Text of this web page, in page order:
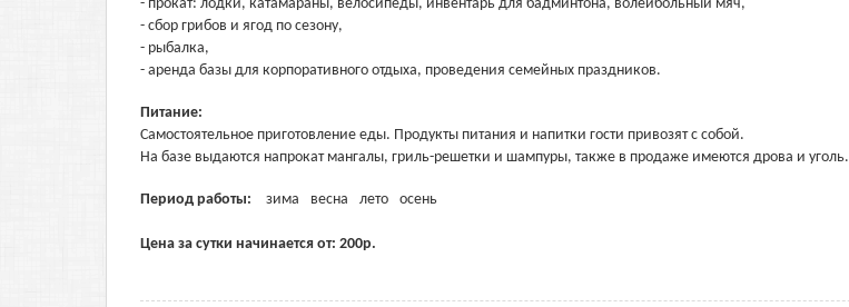
- прокат: лодки, катамараны, велосипеды, инвентарь для бадминтона, волейбольный мяч,
- сбор грибов и ягод по сезону,
- рыбалка,
- аренда базы для корпоративного отдыха, проведения семейных праздников.
Питание:
Самостоятельное приготовление еды. Продукты питания и напитки гости привозят с собой.
На базе выдаются напрокат мангалы, гриль-решетки и шампуры, также в продаже имеются дрова и уголь.
Период работы: зима весна лето осень
Цена за сутки начинается от: 200р.